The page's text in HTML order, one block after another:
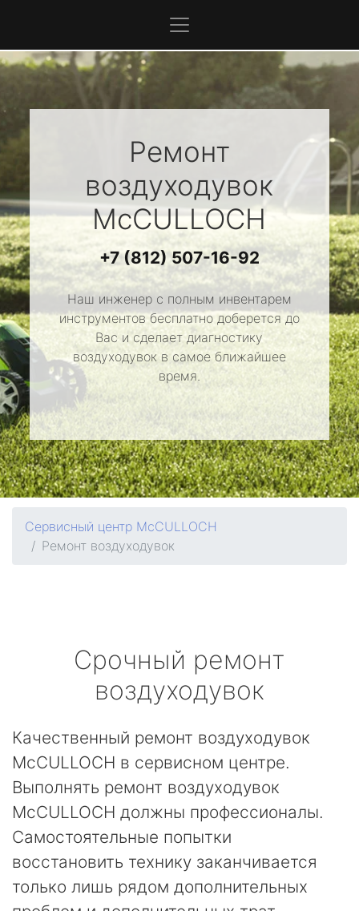
Ремонт
воздуходувок
McCULLOCH
+7 (812) 507-16-92
Наш инженер с полным инвентарем
инструментов бесплатно доберется до
Вас и сделает диагностику
воздуходувок в самое ближайшее
время.
Сервисный центр McCULLOCH
Ремонт воздуходувок
Срочный ремонт
воздуходувок
Качественный ремонт воздуходувок
McCULLOCH в сервисном центре.
Выполнять ремонт воздуходувок
McCULLOCH должны профессионалы.
Самостоятельные попытки
восстановить технику заканчивается
только лишь рядом дополнительных